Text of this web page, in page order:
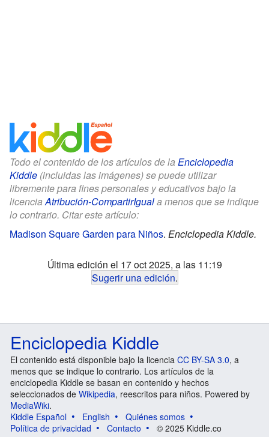
Todo el contenido de los artículos de la Enciclopedia
Kiddle (incluidas las imágenes) se puede utilizar
libremente para fines personales y educativos bajo la
licenciaAtribución-CompartirIguala menos que se indique
lo contrario. Citar este artículo:
Madison Square Garden para Niños. Enciclopedia Kiddle.
Última edición el 17 oct 2025, a las 11:19
Sugerir una edición.
Enciclopedia Kiddle
El contenido está disponible bajo la licencia CC BY-SA 3.0, a
menos que se indique lo contrario. Los artículos de la
enciclopedia Kiddle se basan en contenido y hechos
seleccionados de Wikipedia, reescritos para niños. Powered by
MediaWiki.
Kiddle Español
English
Quiénes somos
Política de privacidad
Contacto © 2025 Kiddle.co